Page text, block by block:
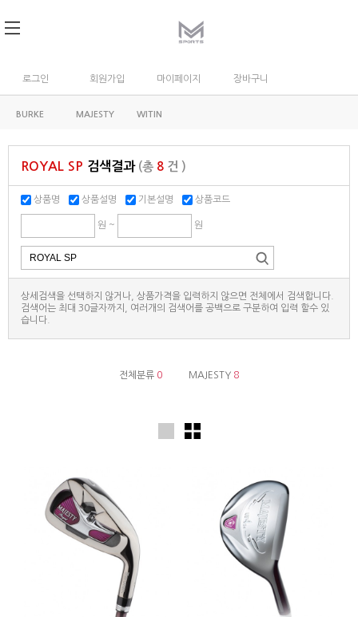
로그인 회원가입 마이페이지 장바구니
BURKE MAJESTY WITIN
ROYAL SP 검색결과(총 8 건 )
상품명 상품설명 기본설명 상품코드
원 ~ 원
상세검색을 선택하지 않거나, 상품가격을 입력하지 않으면 전체에서 검색합니다.
검색어는 최대 30글자까지, 여러개의 검색어를 공백으로 구분하여 입력 할수 있
습니다.
전체분류 0 MAJESTY 8